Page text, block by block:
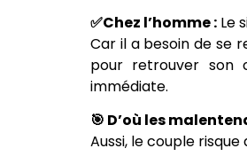
✅Chez l’homme : Le
Car il a besoin de se
pour retrouver son
immédiate.
🎯 D’où les
Aussi, le couple